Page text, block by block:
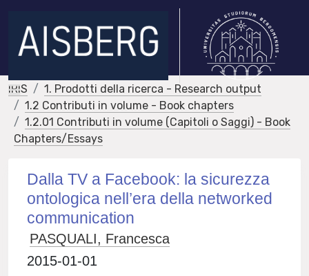
IRIS
1. Prodotti della ricerca - Research output
1.2 Contributi in volume - Book chapters
1.2.01 Contributi in volume (Capitoli o Saggi) - Book
Chapters/Essays
Dalla TV a Facebook: la sicurezza
ontologica nell’era della networked
communication
PASQUALI, Francesca
2015-01-01